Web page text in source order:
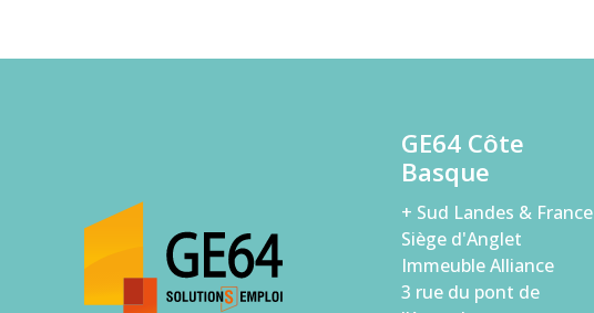
GE64 Côte
Basque
+ Sud Landes & France
Siège d'Anglet
Immeuble Alliance
3 rue du pont de